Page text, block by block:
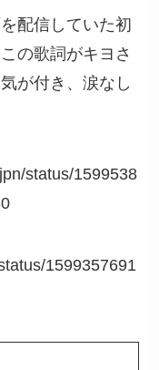
配信していた初
の歌詞がキヨさ
が付き、涙なし
status/1599538
1599357691